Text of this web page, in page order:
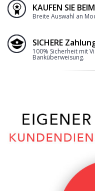
KAUFEN SIE
Breite Auswahl an
SICHERE
100% Sicherheit mit
Banküberweisung.